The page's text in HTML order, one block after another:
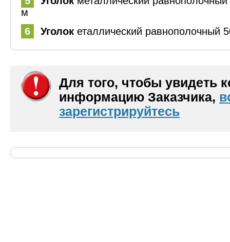
м
6
Уголок еталлический равнополочный
Для того, чтобы увидеть
информацию Заказчика,
зарегистрируйтесь